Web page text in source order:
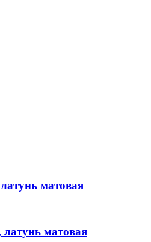
матовая
матовая